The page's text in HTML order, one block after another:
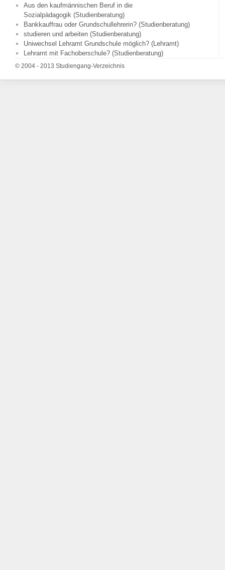
Aus den kaufmännischen Beruf in die
Sozialpädagogik (Studienberatung)
Bankkauffrau oder Grundschullehrerin? (Studienberatung)
studieren und arbeiten (Studienberatung)
Uniwechsel Lehramt Grundschule möglich? (Lehramt)
Lehramt mit Fachoberschule? (Studienberatung)
© 2004 - 2013 Studiengang-Verzeichnis